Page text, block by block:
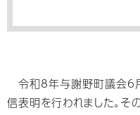
令和8年与謝野町議会6
信表明を行われました。そ